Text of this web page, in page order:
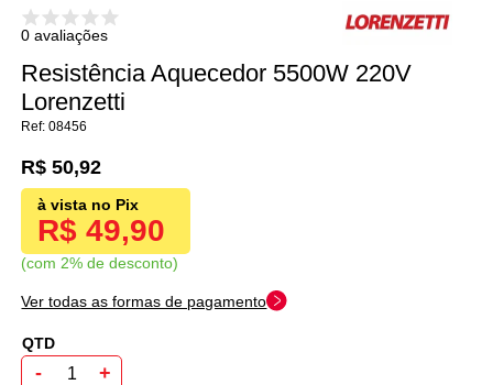
0 avaliações
Resistência Aquecedor 5500W 220V
Lorenzetti
08456
R$ 49,90
com 2% de desconto
R$ 50,92
Ver todas as formas de pagamento
- +